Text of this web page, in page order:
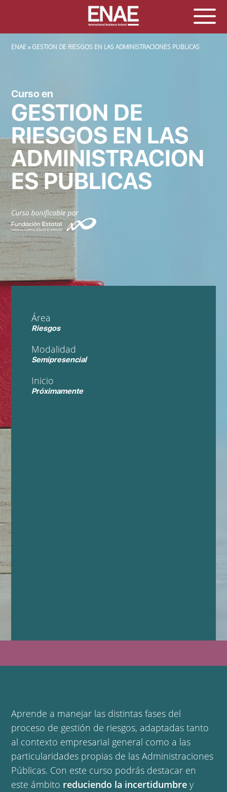
SOBRESCRIBIR ENLACES DE AYUDA A LA NAVEGACIÓN
ENAE GESTION DE RIESGOS EN LAS ADMINISTRACIONES PUBLICAS
Curso en
GESTION DE
RIESGOS EN LAS
ADMINISTRACION
ES PUBLICAS
Área
Riesgos
Modalidad
Semipresencial
Inicio
Próximamente
Aprende a manejar las distintas fases del
proceso de gestión de riesgos, adaptadas tanto
al contexto empresarial general como a las
particularidades propias de las Administraciones
Públicas. Con este curso podrás destacar en
este ámbito reduciendo la incertidumbre y